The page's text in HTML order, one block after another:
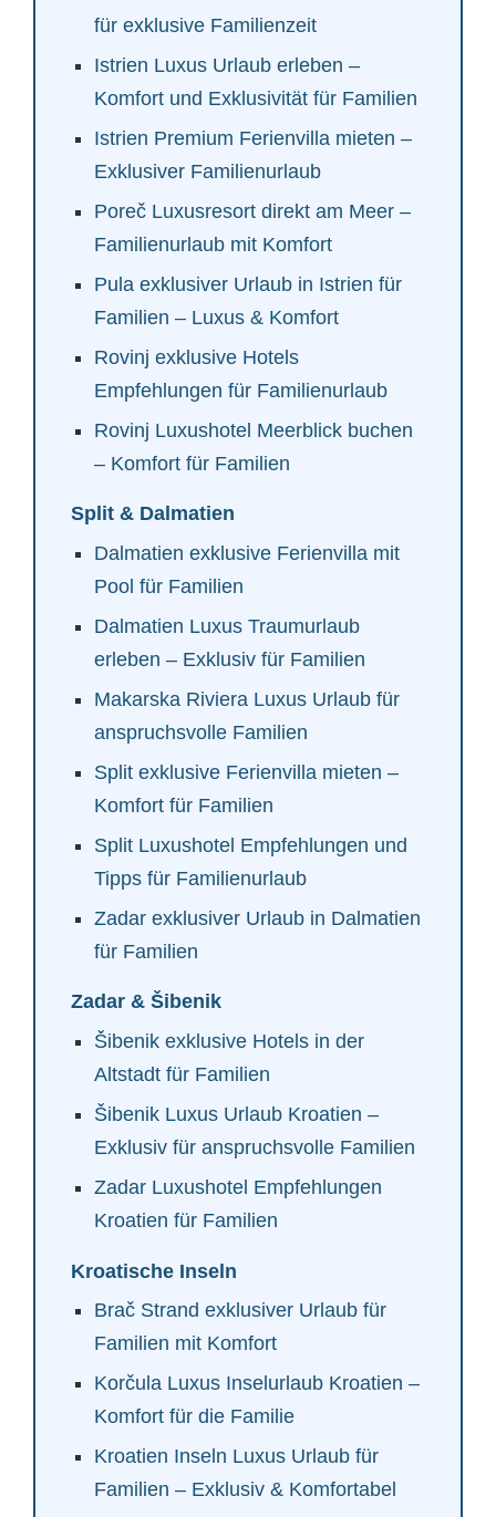
für exklusive Familienzeit
Istrien Luxus Urlaub erleben –
Komfort und Exklusivität für Familien
Istrien Premium Ferienvilla mieten –
Exklusiver Familienurlaub
Poreč Luxusresort direkt am Meer –
Familienurlaub mit Komfort
Pula exklusiver Urlaub in Istrien für
Familien – Luxus & Komfort
Rovinj exklusive Hotels
Empfehlungen für Familienurlaub
Rovinj Luxushotel Meerblick buchen
– Komfort für Familien
Split & Dalmatien
Dalmatien exklusive Ferienvilla mit
Pool für Familien
Dalmatien Luxus Traumurlaub
erleben – Exklusiv für Familien
Makarska Riviera Luxus Urlaub für
anspruchsvolle Familien
Split exklusive Ferienvilla mieten –
Komfort für Familien
Split Luxushotel Empfehlungen und
Tipps für Familienurlaub
Zadar exklusiver Urlaub in Dalmatien
für Familien
Zadar & Šibenik
Šibenik exklusive Hotels in der
Altstadt für Familien
Šibenik Luxus Urlaub Kroatien –
Exklusiv für anspruchsvolle Familien
Zadar Luxushotel Empfehlungen
Kroatien für Familien
Kroatische Inseln
Brač Strand exklusiver Urlaub für
Familien mit Komfort
Korčula Luxus Inselurlaub Kroatien –
Komfort für die Familie
Kroatien Inseln Luxus Urlaub für
Familien – Exklusiv & Komfortabel